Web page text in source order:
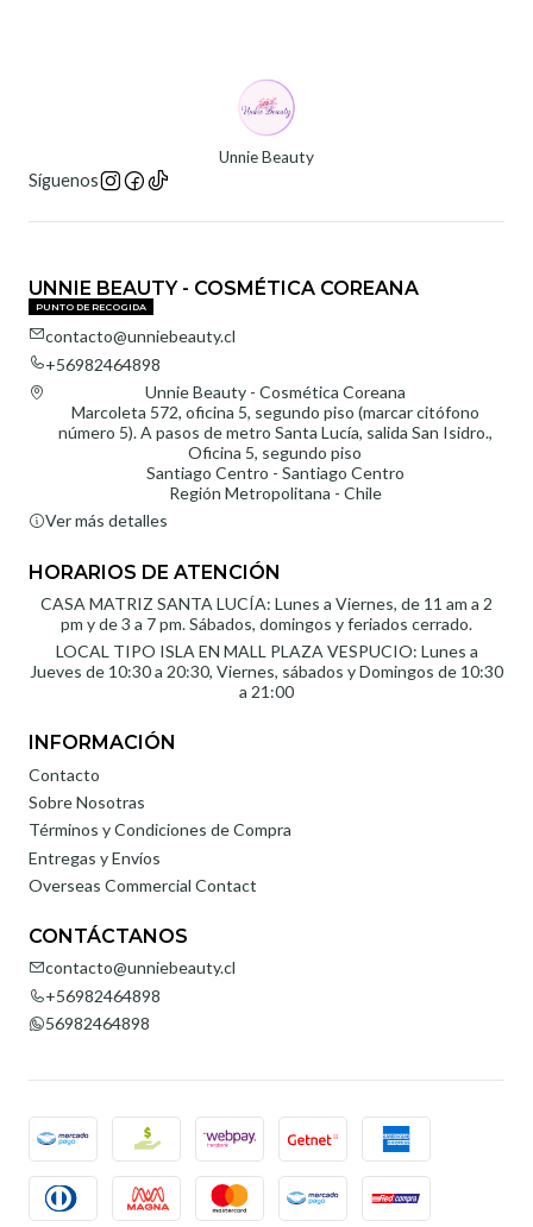
Unnie Beauty
Síguenos
UNNIE BEAUTY - COSMÉTICA COREANA
PUNTO DE RECOGIDA
contacto@unniebeauty.cl
+56982464898
Unnie Beauty - Cosmética Coreana
Marcoleta 572, oficina 5, segundo piso (marcar citófono
número 5). A pasos de metro Santa Lucía, salida San Isidro.,
Oficina 5, segundo piso
Santiago Centro - Santiago Centro
Región Metropolitana - Chile
Ver más detalles
HORARIOS DE ATENCIÓN
CASA MATRIZ SANTA LUCÍA: Lunes a Viernes, de 11 am a 2
pm y de 3 a 7 pm. Sábados, domingos y feriados cerrado.
LOCAL TIPO ISLA EN MALL PLAZA VESPUCIO: Lunes a
Jueves de 10:30 a 20:30, Viernes, sábados y Domingos de 10:30
a 21:00
INFORMACIÓN
Contacto
Sobre Nosotras
Términos y Condiciones de Compra
Entregas y Envíos
Overseas Commercial Contact
CONTÁCTANOS
contacto@unniebeauty.cl
+56982464898
56982464898